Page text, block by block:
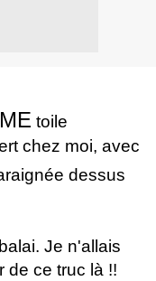
toile
chez moi, avec
dessus
Je n'allais
de ce truc là !!